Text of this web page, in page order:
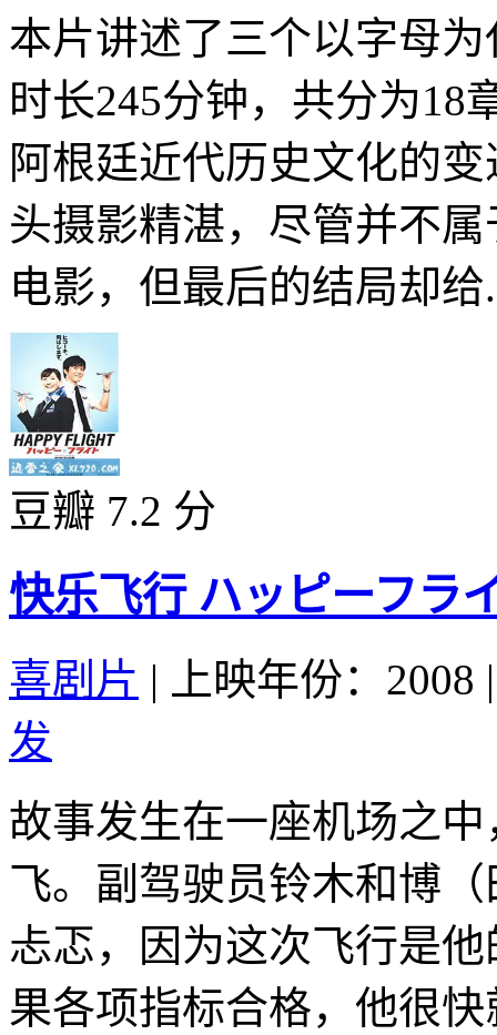
本片讲述了三个以字母
时长245分钟，共分为18
阿根廷近代历史文化的
头摄影精湛，尽管并不
电影，但最后的结局却
豆瓣 7.2 分
快乐飞行 ハッピーフラ
喜剧片 | 上映年份：2008 |
发
故事发生在一座机场之
飞。副驾驶员铃木和博
忐忑，因为这次飞行是
果各项指标合格，他很